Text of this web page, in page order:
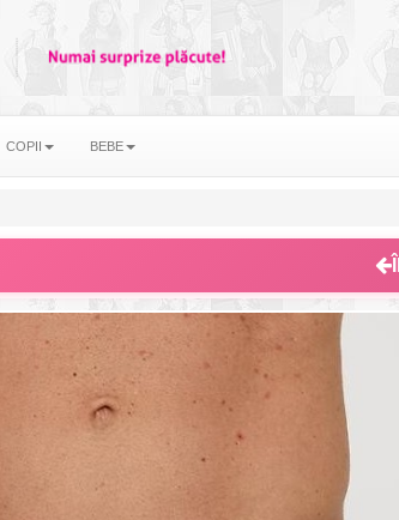
COPII BEBE